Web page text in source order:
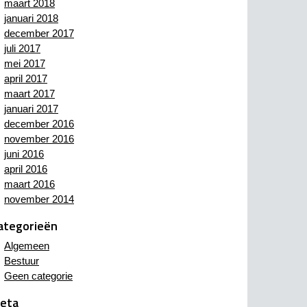
maart 2018
januari 2018
december 2017
juli 2017
mei 2017
april 2017
maart 2017
januari 2017
december 2016
november 2016
juni 2016
april 2016
maart 2016
november 2014
Algemeen
Bestuur
Geen categorie